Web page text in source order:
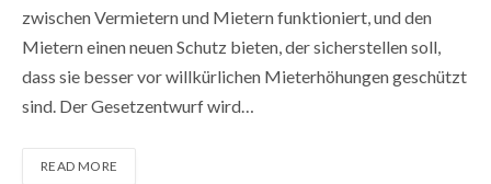
zwischen Vermietern und Mietern funktioniert, und den
Mietern einen neuen Schutz bieten, der sicherstellen soll,
dass sie besser vor willkürlichen Mieterhöhungen geschützt
sind. Der Gesetzentwurf wird…
READ MORE